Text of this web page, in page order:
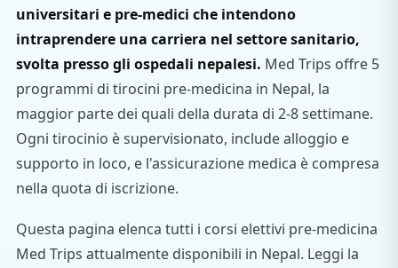
universitari e pre-medici che intendono
intraprendere una carriera nel settore sanitario,
svolta presso gli ospedali nepalesi. Med Trips offre 5
programmi di tirocini pre-medicina in Nepal, la
maggior parte dei quali della durata di 2-8 settimane.
Ogni tirocinio è supervisionato, include alloggio e
supporto in loco, e l'assicurazione medica è compresa
nella quota di iscrizione.
Questa pagina elenca tutti i corsi elettivi pre-medicina
Med Trips attualmente disponibili in Nepal. Leggi la